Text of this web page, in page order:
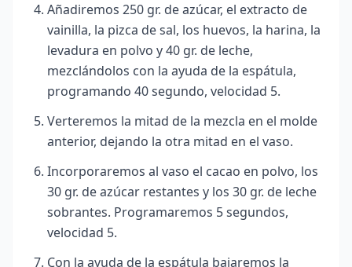
Añadiremos 250 gr. de azúcar, el extracto de
vainilla, la pizca de sal, los huevos, la harina, la
levadura en polvo y 40 gr. de leche,
mezclándolos con la ayuda de la espátula,
programando 40 segundo, velocidad 5.
Verteremos la mitad de la mezcla en el molde
anterior, dejando la otra mitad en el vaso.
Incorporaremos al vaso el cacao en polvo, los
30 gr. de azúcar restantes y los 30 gr. de leche
sobrantes. Programaremos 5 segundos,
velocidad 5.
Con la ayuda de la espátula bajaremos la